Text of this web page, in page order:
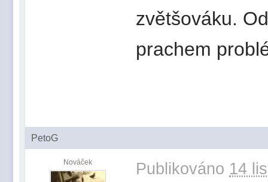
zvětšováku.
prachem
PetoG
Nováček Publikováno 14